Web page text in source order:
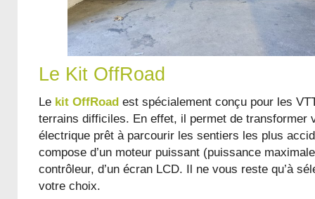
Le Kit OffRoad
Le kit OffRoad est spécialement conçu pour les
terrains difficiles. En effet, il permet de transformer
électrique prêt à parcourir les sentiers les plus
compose d’un moteur puissant (puissance
contrôleur, d’un écran LCD. Il ne vous reste qu’à
votre choix.